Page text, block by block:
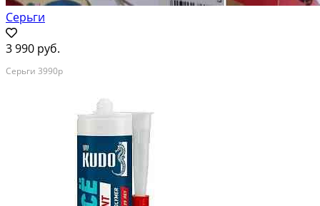
Серьги
3 990 руб.
Серьги 3990р